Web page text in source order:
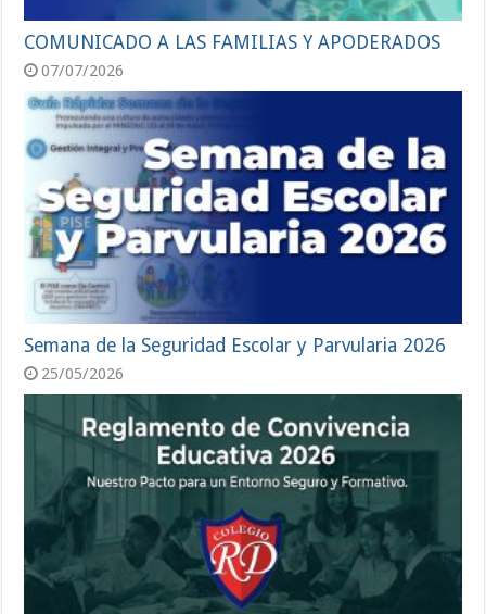
COMUNICADO A LAS FAMILIAS Y APODERADOS
07/07/2026
Semana de la Seguridad Escolar y Parvularia 2026
25/05/2026